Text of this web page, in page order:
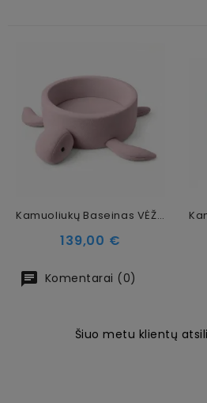
Kamuoliukų Baseinas VĖŽLYS, Be Kamuoliukų, Rožinė
Kaina
139,00 €
Komentarai (0)
Šiuo metu klientų